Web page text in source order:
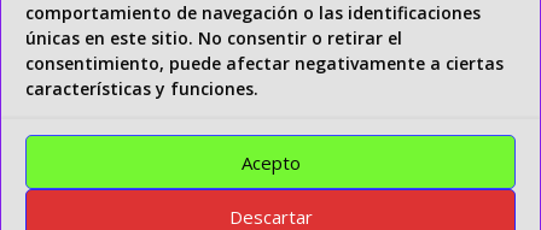
comportamiento de navegación o las identificaciones
únicas en este sitio. No consentir o retirar el
consentimiento, puede afectar negativamente a ciertas
características y funciones.
Acepto
Descartar
Clients Menu
Home
Shop